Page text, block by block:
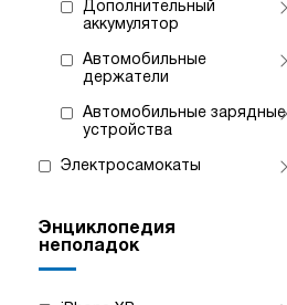
Дополнительный
аккумулятор
Автомобильные
держатели
Автомобильные зарядные
устройства
Электросамокаты
Энциклопедия
неполадок